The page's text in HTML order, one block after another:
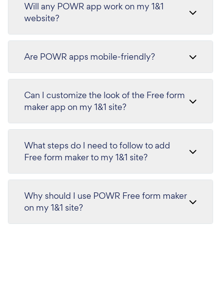
Will any POWR app work on my 1&1
website?
Are POWR apps mobile-friendly?
Can I customize the look of the Free form
maker app on my 1&1 site?
What steps do I need to follow to add
Free form maker to my 1&1 site?
Why should I use POWR Free form maker
on my 1&1 site?